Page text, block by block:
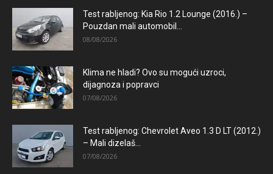
Test rabljenog: Kia Rio 1.2 Lounge (2016.) –
Pouzdan mali automobil...
08/08/2026
Klima ne hladi? Ovo su mogući uzroci,
dijagnoza i popravci
07/08/2026
Test rabljenog: Chevrolet Aveo 1.3 D LT (2012.)
– Mali dizelaš...
07/08/2026